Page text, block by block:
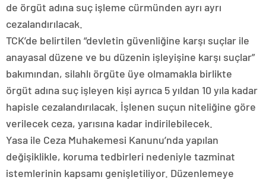
de örgüt adına suç işleme cürmünden ayrı ayrı
cezalandırılacak.
TCK’de belirtilen “devletin güvenliğine karşı suçlar ile
anayasal düzene ve bu düzenin işleyişine karşı suçlar”
bakımından, silahlı örgüte üye olmamakla birlikte
örgüt adına suç işleyen kişi ayrıca 5 yıldan 10 yıla kadar
hapisle cezalandırılacak. İşlenen suçun niteliğine göre
verilecek ceza, yarısına kadar indirilebilecek.
Yasa ile Ceza Muhakemesi Kanunu’nda yapılan
değişiklikle, koruma tedbirleri nedeniyle tazminat
istemlerinin kapsamı genişletiliyor. Düzenlemeye